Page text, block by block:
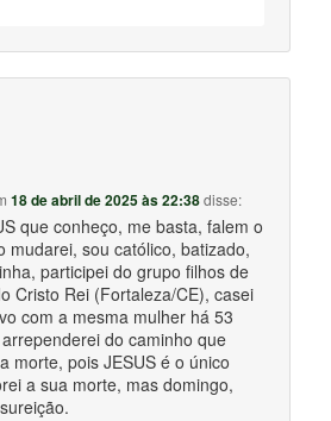
18 de abril de 2025 às 22:38disse:
que conheço, me basta, falem o
mudarei, sou católico, batizado,
participei do grupo filhos de
Cristo Rei (Fortaleza/CE), casei
com a mesma mulher há 53
do caminho que
morte, pois JESUS é o único
a sua morte, mas domingo,